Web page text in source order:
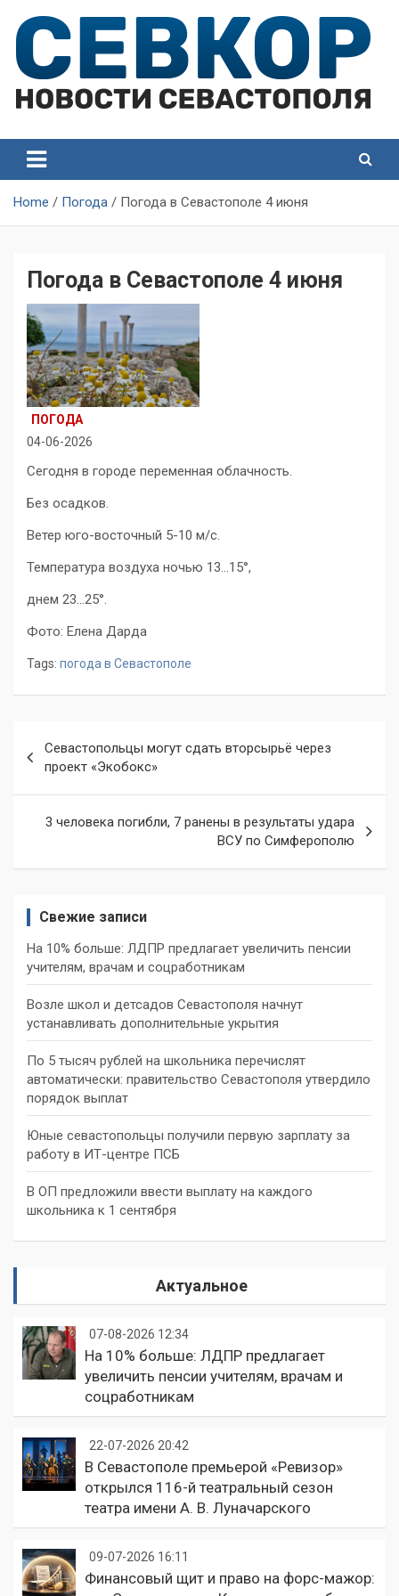
content
Севастополя
Севастополя
Home Погода Погода в Севастополе 4 июня
Погода в Севастополе 4 июня
ПОГОДА
04-06-2026
Сегодня в городе переменная облачность.
Без осадков.
Ветер юго-восточный 5-10 м/с.
Температура воздуха ночью 13…15°,
днем 23…25°.
Фото: Елена Дарда
Tags: погода в Севастополе
по
записям
Севастопольцы могут сдать вторсырьё через
проект «Экобокс»
3 человека погибли, 7 ранены в результаты удара
ВСУ по Симферополю
Свежие записи
На 10% больше: ЛДПР предлагает увеличить пенсии
учителям, врачам и соцработникам
Возле школ и детсадов Севастополя начнут
устанавливать дополнительные укрытия
По 5 тысяч рублей на школьника перечислят
автоматически: правительство Севастополя утвердило
порядок выплат
Юные севастопольцы получили первую зарплату за
работу в ИТ-центре ПСБ
В ОП предложили ввести выплату на каждого
школьника к 1 сентября
Актуальное
07-08-2026 12:34
На 10% больше: ЛДПР предлагает
увеличить пенсии учителям, врачам и
соцработникам
22-07-2026 20:42
В Севастополе премьерой «Ревизор»
открылся 116-й театральный сезон
театра имени А. В. Луначарского
09-07-2026 16:11
Финансовый щит и право на форс-мажор: